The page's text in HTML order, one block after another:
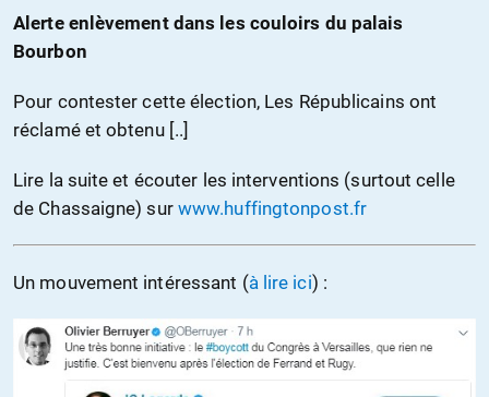
Alerte enlèvement dans les couloirs du palais
Bourbon
Pour contester cette élection, Les Républicains ont
réclamé et obtenu [..]
Lire la suite et écouter les interventions (surtout celle
de Chassaigne) sur www.huffingtonpost.fr
Un mouvement intéressant (à lire ici) :